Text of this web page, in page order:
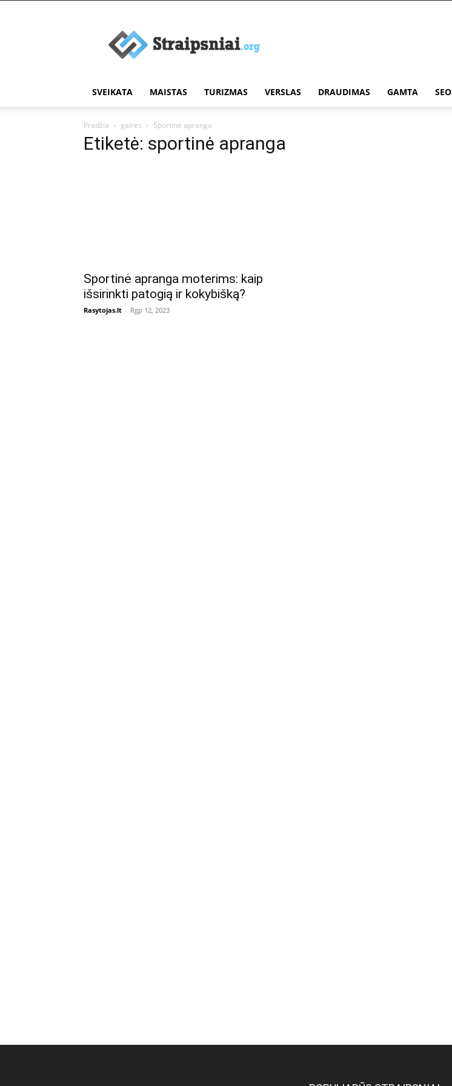
straipsniai
SVEIKATA MAISTAS TURIZMAS VERSLAS DRAUDIMAS GAMTA SEO
Pradžia gairės Sportinė apranga
Etiketė: sportinė apranga
Sportinė apranga moterims: kaip
išsirinkti patogią ir kokybišką?
Rasytojas.lt - Rgp 12, 2023